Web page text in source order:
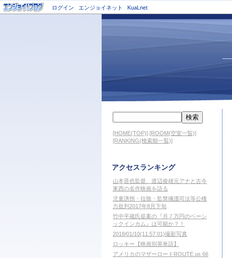
ログイン エンジョイネット KuaLnet
[HOME(TOP)] [ROOM(空室一覧)]
[RANKING(検索順一覧)]
アクセスランキング
山本晋也監督、渡辺俊雄元アナと古今
東西の名作映画を語る
児童誘拐・拉致・監禁擁護司法等公権
力批判2017年8月下旬
竹中平蔵氏提案の『月７万円のベーシ
ックインカム』は可能か？！
2018/01/10(11:57:01)撮影写真
ロッキー【映画別英単語】
アメリカのマザーロードROUTE us 66